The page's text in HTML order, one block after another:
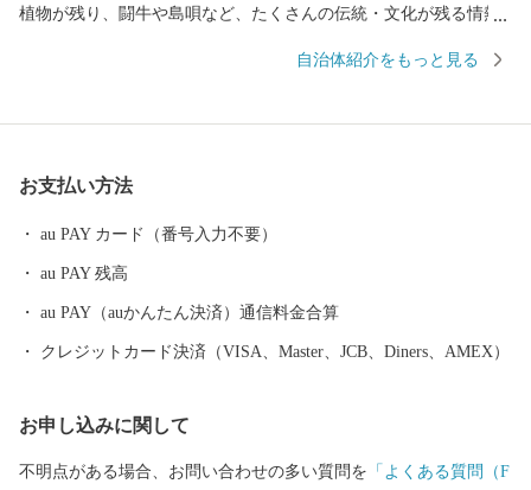
植物が残り、闘牛や島唄など、たくさんの伝統・文化が残る情熱
や、島の子ども達の教育環境の整備に活用させて頂いておりま
自治体紹介をもっと見る
お支払い方法
au PAY カード（番号入力不要）
au PAY 残高
au PAY（auかんたん決済）通信料金合算
クレジットカード決済（VISA、Master、JCB、Diners、AMEX）
お申し込みに関して
不明点がある場合、お問い合わせの多い質問を 「よくある質問（F